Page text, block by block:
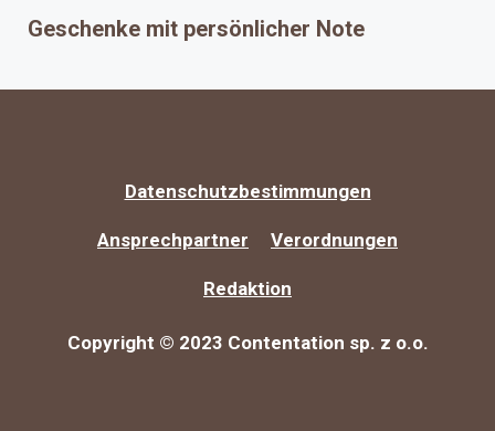
Geschenke mit persönlicher Note
Datenschutzbestimmungen
Ansprechpartner Verordnungen
Redaktion
Copyright © 2023 Contentation sp. z o.o.